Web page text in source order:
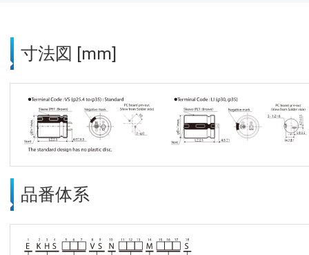
寸法図 [mm]
品番体系